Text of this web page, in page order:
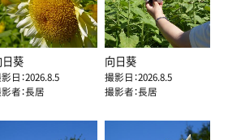
日葵
日：2026.8.5
者：長居
向日葵
撮影日：2026.8.5
撮影者：長居